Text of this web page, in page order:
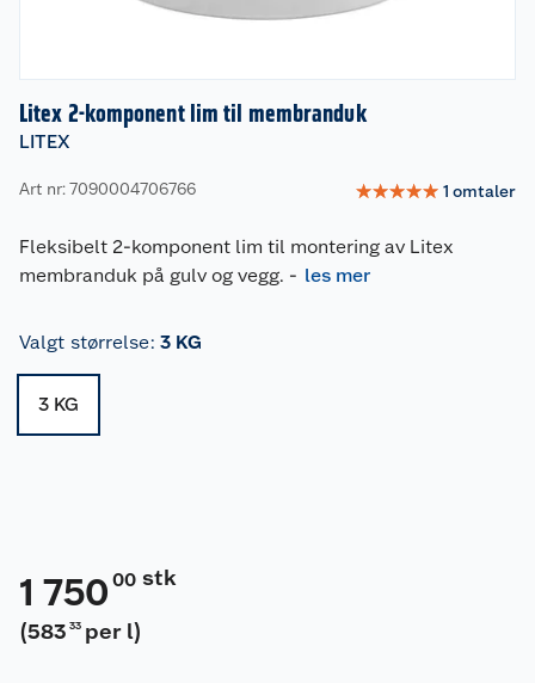
Litex 2-komponent lim til membranduk
LITEX
Art nr: 7090004706766 ☆☆☆☆☆ 1 omtaler
Fleksibelt 2-komponent lim til montering av Litex
membranduk på gulv og vegg. - les mer
Valgt størrelse: 3 KG
3 KG
1 750 00 stk
(583 33 per l)